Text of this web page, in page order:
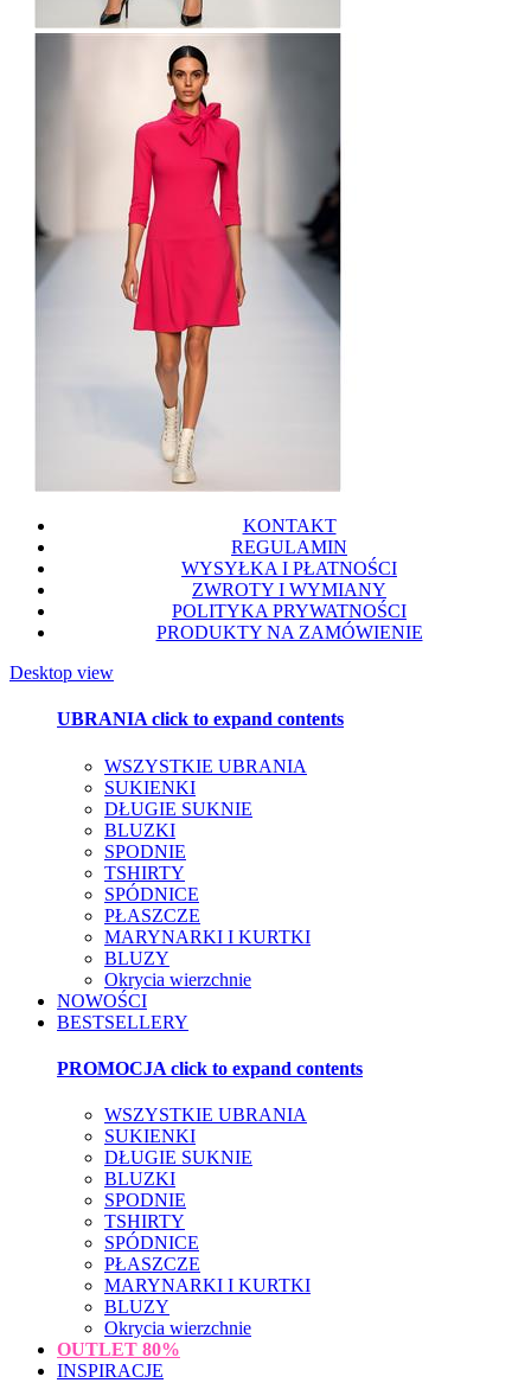
KONTAKT
REGULAMIN
WYSYŁKA I PŁATNOŚCI
ZWROTY I WYMIANY
POLITYKA PRYWATNOŚCI
PRODUKTY NA ZAMÓWIENIE
Desktop view
UBRANIAclick to expand contents
WSZYSTKIE UBRANIA
SUKIENKI
DŁUGIE SUKNIE
BLUZKI
SPODNIE
TSHIRTY
SPÓDNICE
PŁASZCZE
MARYNARKI I KURTKI
BLUZY
Okrycia wierzchnie
NOWOŚCI
BESTSELLERY
PROMOCJA click to expand contents
WSZYSTKIE UBRANIA
SUKIENKI
DŁUGIE SUKNIE
BLUZKI
SPODNIE
TSHIRTY
SPÓDNICE
PŁASZCZE
MARYNARKI I KURTKI
BLUZY
Okrycia wierzchnie
OUTLET 80%
INSPIRACJE